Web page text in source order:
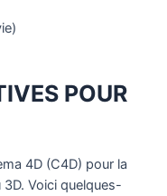
POUR
4D (C4D) pour la
Voici quelques-